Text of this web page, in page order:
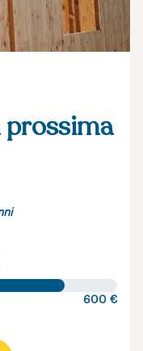
600 €